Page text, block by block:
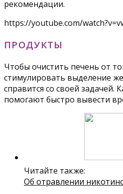
рекомендации.
https://youtube.com/
ПРОДУКТЫ
Чтобы очистить печень от
стимулировать выделение
справится со своей задачей.
помогают быстро вывести
Читайте также:
Об отравлении